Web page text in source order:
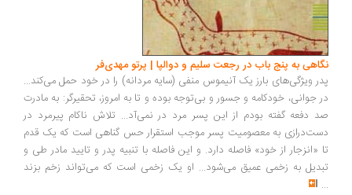
نگاهی به پنج باب در رجعت سلیم و دوالپا | پرتو مهدی‌فر
پدر ویژگی‌های بارز یک آنیموس منفی (سایه مردانه) را در خود حمل می‌کند...
در جوانی، خودکامه و جسور و بی‌توجه بوده و تا به امروز، تحقیرگر: به مادرت
صد دفعه گفته‌ بودم از این پسر مرد در نمی‌آد... تلاش ناکام پیرمرد در
دست‌درازی به معصومیت پسر موجب استقرار حس گناهی است که یک قدم
تا «انزجار از خود» فاصله دارد. و این فاصله با تنبیه پدر و تایید مادر طی و
تبدیل به زخمی عمیق می‌شود... او یک زخمی است که می‌تواند زخم بزند
...